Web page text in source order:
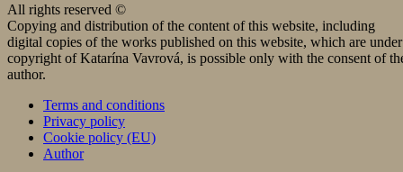
All rights reserved ©
Copying and distribution of the content of this website, including
digital copies of the works published on this website, which are under
copyright of Katarína Vavrová, is possible only with the consent of
author.
Terms and conditions
Privacy policy
Cookie policy (EU)
Author